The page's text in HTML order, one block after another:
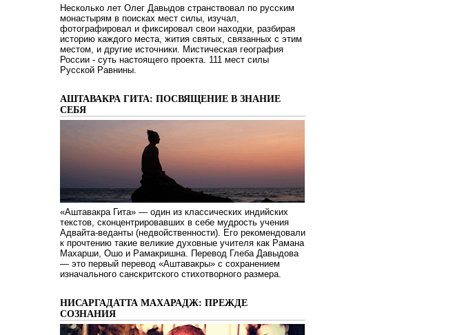
Несколько лет Олег Давыдов странствовал по русским
монастырям в поисках мест силы, изучал,
фотографировал и фиксировал свои находки, разбирая
историю каждого места, жития святых, связанных с этим
местом, и другие источники. Мистическая география
России - суть настоящего проекта. 111 мест силы
Русской Равнины.
АШТАВАКРА ГИТА: ПОСВЯЩЕНИЕ В ЗНАНИЕ
СЕБЯ
«Аштавакра Гита» — один из классических индийских
текстов, сконцентрировавших в себе мудрость учения
Адвайта-веданты (недвойственности). Его рекомендовали
к прочтению такие великие духовные учителя как Рамана
Махарши, Ошо и Рамакришна. Перевод Глеба Давыдова
— это первый перевод «Аштавакры» с сохранением
изначального санскритского стихотворного размера.
НИСАРГАДАТТА МАХАРАДЖ: ПРЕЖДЕ
СОЗНАНИЯ